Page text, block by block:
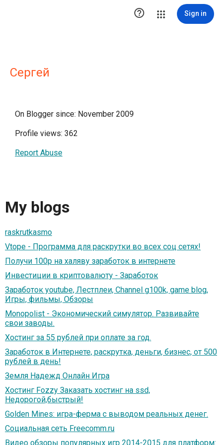
 Sign in
Сергей
On Blogger since: November 2009
Profile views: 362
Report Abuse
My blogs
raskrutkasmo
Vtope - Программа для раскрутки во всех соц сетях!
Получи 100р на халяву заработок в интернете
Инвестиции в криптовалюту - Заработок
Заработок youtube, Лестплеи, Channel g100k, game blog,
Игры, фильмы, Обзоры
Monopolist - Экономический симулятор. Развивайте
свои заводы.
Хостинг за 55 рублей при оплате за год.
Заработок в Интернете, раскрутка, деньги, бизнеc, от 500
рублей в день!
Земля Надежд Онлайн Игра
Хостинг Fozzy Заказать хостинг на ssd,
Недорогой,быстрый!
Golden Mines: игра-ферма с выводом реальных денег.
Социальная сеть Freecomm.ru
Видео обзоры популярных игр 2014-2015 для платформ: